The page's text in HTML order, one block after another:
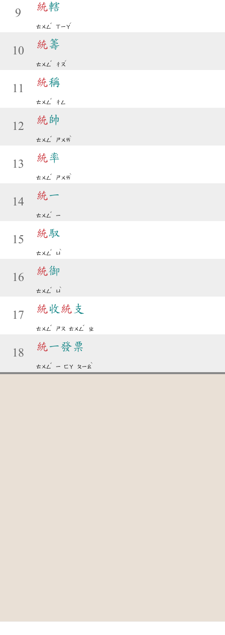
9
統轄
ㄊㄨㄥ
ˇ
ㄒㄧㄚ
ˊ
10
統籌
ㄊㄨㄥ
ˇ
ㄔㄡ
ˊ
11
統稱
ㄊㄨㄥ
ˇ
ㄔㄥ
12
統帥
ㄊㄨㄥ
ˇ
ㄕㄨㄞ
ˋ
13
統率
ㄊㄨㄥ
ˇ
ㄕㄨㄞ
ˋ
14
統一
ㄊㄨㄥ
ˇ
ㄧ
15
統馭
ㄊㄨㄥ
ˇ
ㄩ
ˋ
16
統御
ㄊㄨㄥ
ˇ
ㄩ
ˋ
17
統收 統 支
ㄊㄨㄥ
ˇ
ㄕㄡ ㄊㄨㄥ
ˇ
ㄓ
18
統一發票
ㄊㄨㄥ
ˇ
ㄧ ㄈㄚ ㄆㄧㄠ
ˋ